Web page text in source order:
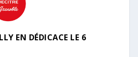
EN DÉDICACE LE 6